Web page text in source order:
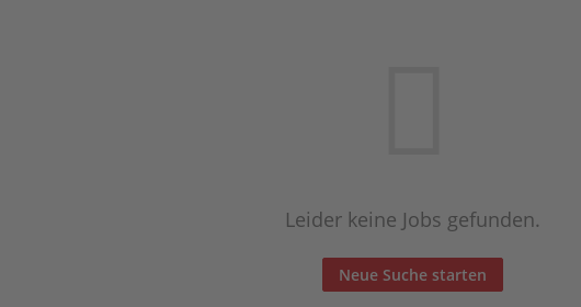
Leider keine Jobs gefunden.
Neue Suche starten